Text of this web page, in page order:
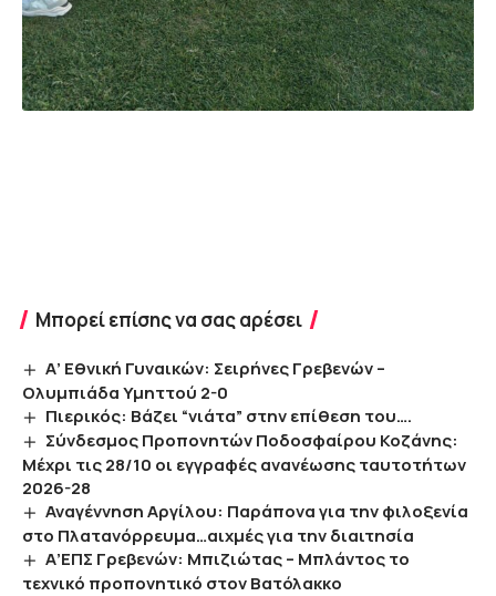
Μπορεί επίσης να σας αρέσει
Α’ Εθνική Γυναικών: Σειρήνες Γρεβενών –
Ολυμπιάδα Υμηττού 2-0
Πιερικός: Βάζει “νιάτα” στην επίθεση του….
Σύνδεσμος Προπονητών Ποδοσφαίρου Κοζάνης:
Μέχρι τις 28/10 οι εγγραφές ανανέωσης ταυτοτήτων
2026-28
Αναγέννηση Αργίλου: Παράπονα για την φιλοξενία
στο Πλατανόρρευμα…αιχμές για την διαιτησία
Α’ΕΠΣ Γρεβενών: Μπιζιώτας – Μπλάντος το
τεχνικό προπονητικό στον Βατόλακκο